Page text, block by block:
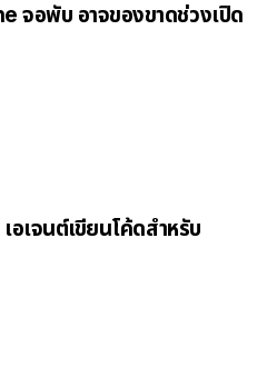
จอพับ อาจของขาดช่วงเปิด
เจนต์เขียนโค้ดสำหรับ